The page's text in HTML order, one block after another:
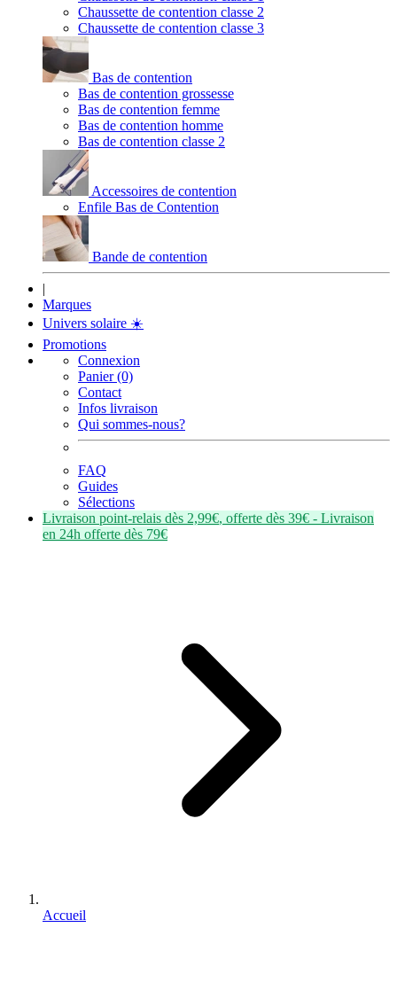
Chaussette de contention classe 2
Chaussette de contention classe 3
Bas de contention
Bas de contention grossesse
Bas de contention femme
Bas de contention homme
Bas de contention classe 2
Accessoires de contention
Enfile Bas de Contention
Bande de contention
|
Marques
Univers solaire ☀️
Promotions
Connexion
Panier (0)
Contact
Infos livraison
Qui sommes-nous?
FAQ
Guides
Sélections
Livraison point-relais dès 2,99€, offerte dès 39€ - Livraison
en 24h offerte dès 79€
Accueil